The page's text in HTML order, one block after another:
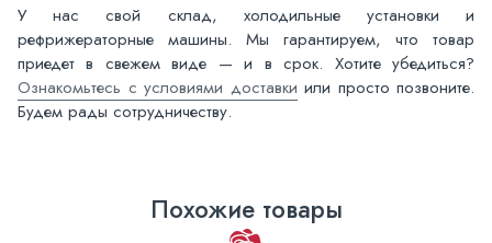
У нас свой склад, холодильные установки и
рефрижераторные машины. Мы гарантируем, что товар
приедет в свежем виде — и в срок. Хотите убедиться?
Ознакомьтесь с условиями доставки или просто позвоните.
Будем рады сотрудничеству.
Похожие товары